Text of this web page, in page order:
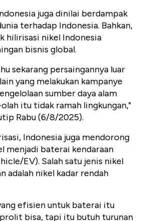
juga dinilai berdampak
terhadap Indonesia. Bahkan,
hilirisasi nikel Indonesia
bisnis global.
sekarang persaingannya luar
yang melakukan kampanye
sumber daya alam
itu tidak ramah lingkungan,"
Rabu (6/8/2025).
Indonesia juga mendorong
menjadi baterai kendaraan
EV). Salah satu jenis nikel
adalah nikel kadar rendah
efisien untuk baterai itu
bisa, tapi itu butuh turunan